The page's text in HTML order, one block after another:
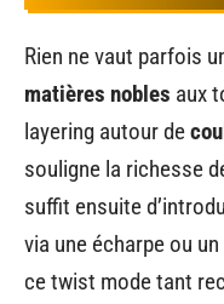
Rien ne vaut parfois
matières nobles aux
layering autour de
souligne la richesse
suffit ensuite
via une écharpe ou
ce twist mode tant